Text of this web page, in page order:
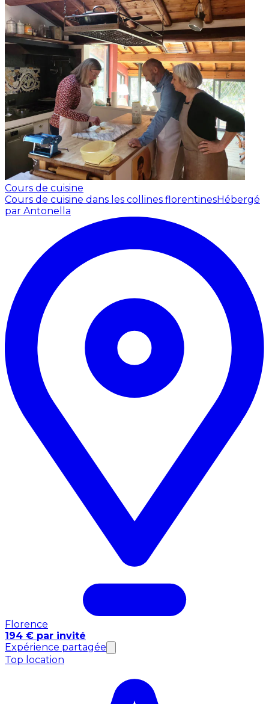
Cours de cuisine
Cours de cuisine dans les collines florentinesHébergé
par Antonella
Florence
194 € par invité
Expérience partagée
Top location